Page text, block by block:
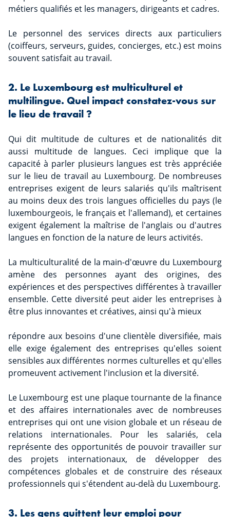
métiers qualifiés et les managers, dirigeants et cadres.
Le personnel des services directs aux particuliers
(coiffeurs, serveurs, guides, concierges, etc.) est moins
souvent satisfait au travail.
2. Le Luxembourg est multiculturel et
multilingue. Quel impact constatez-vous sur
le lieu de travail ?
Qui dit multitude de cultures et de nationalités dit
aussi multitude de langues. Ceci implique que la
capacité à parler plusieurs langues est très appréciée
sur le lieu de travail au Luxembourg. De nombreuses
entreprises exigent de leurs salariés qu'ils maîtrisent
au moins deux des trois langues officielles du pays (le
luxembourgeois, le français et l'allemand), et certaines
exigent également la maîtrise de l'anglais ou d'autres
langues en fonction de la nature de leurs activités.
La multiculturalité de la main-d'œuvre du Luxembourg
amène des personnes ayant des origines, des
expériences et des perspectives différentes à travailler
ensemble. Cette diversité peut aider les entreprises à
être plus innovantes et créatives, ainsi qu'à mieux
répondre aux besoins d'une clientèle diversifiée, mais
elle exige également des entreprises qu'elles soient
sensibles aux différentes normes culturelles et qu'elles
promeuvent activement l'inclusion et la diversité.
Le Luxembourg est une plaque tournante de la finance
et des affaires internationales avec de nombreuses
entreprises qui ont une vision globale et un réseau de
relations internationales. Pour les salariés, cela
représente des opportunités de pouvoir travailler sur
des projets internationaux, de développer des
compétences globales et de construire des réseaux
professionnels qui s'étendent au-delà du Luxembourg.
3. Les gens quittent leur emploi pour